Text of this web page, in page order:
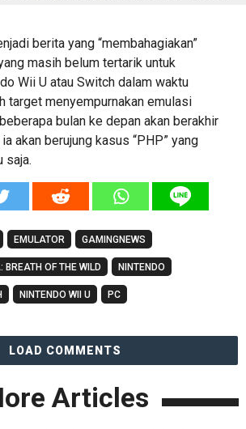
berita yang “membahagiakan”
masih belum tertarik untuk
Wii U atau Switch dalam waktu
target menyempurnakan emulasi
bulan ke depan akan berakhir
akan berujung kasus “PHP” yang
saja.
EMULATOR GAMINGNEWS
BREATH OF THE WILD NINTENDO
NINTENDO WII U PC
LOAD COMMENTS
Articles